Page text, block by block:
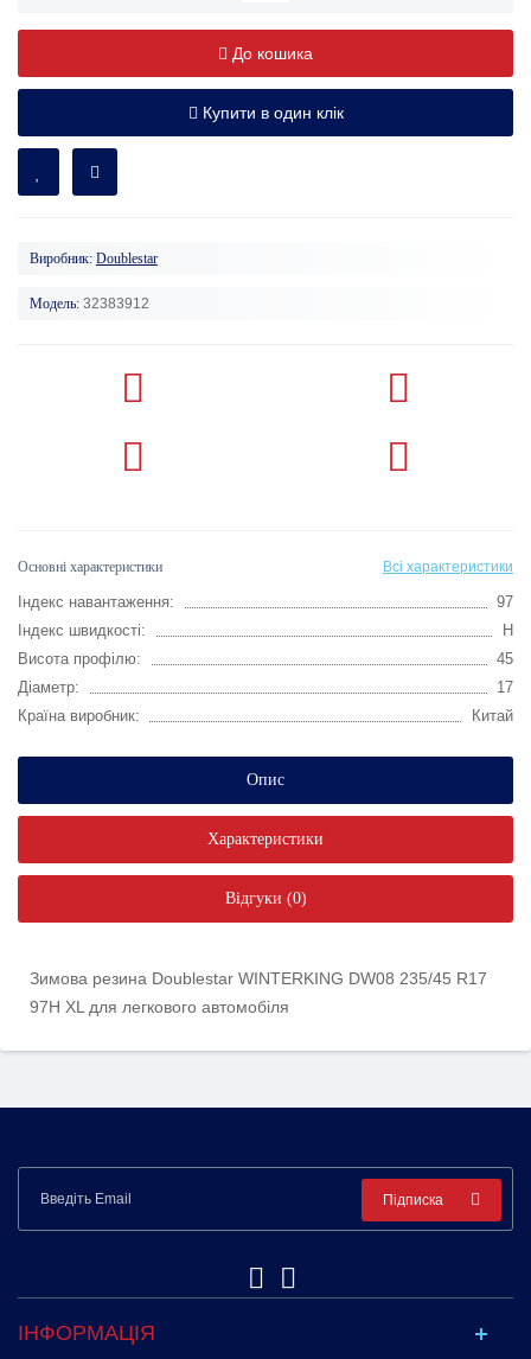
До кошика
Купити в один клік
Виробник: Doublestar
Модель: 32383912
Основні характеристики Всі характеристики
Індекс навантаження:
97
Індекс швидкості:
H
Висота профілю:
45
Діаметр:
17
Країна виробник:
Китай
Опис
Характеристики
Відгуки (0)
Зимова резина Doublestar WINTERKING DW08 235/45 R17
97H XL для легкового автомобіля
Підписка
ІНФОРМАЦІЯ